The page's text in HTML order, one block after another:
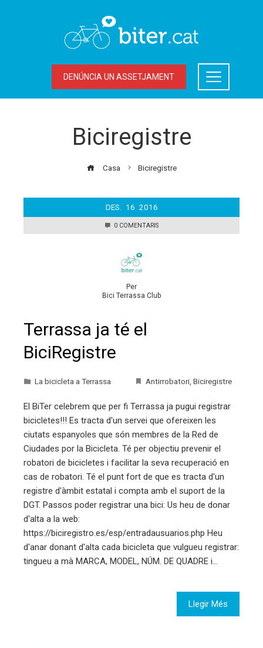
DENÚNCIA UN ASSETJAMENT
Biciregistre
Casa Biciregistre
DES. 16 2016
0 COMENTARIS
Per
Bici Terrassa Club
Terrassa ja té el
BiciRegistre
La bicicleta a Terrassa Antirrobatori Biciregistre
El BiTer celebrem que per fi Terrassa ja pugui registrar
bicicletes!!! Es tracta d'un servei que ofereixen les
ciutats espanyoles que són membres de la Red de
Ciudades por la Bicicleta. Té per objectiu prevenir el
robatori de bicicletes i facilitar la seva recuperació en
cas de robatori. Té el punt fort de que es tracta d'un
registre d'àmbit estatal i compta amb el suport de la
DGT. Passos poder registrar una bici: Us heu de donar
d'alta a la web:
https://biciregistro.es/esp/entradausuarios.php Heu
d'anar donant d'alta cada bicicleta que vulgueu registrar:
tingueu a mà MARCA, MODEL, NÚM. DE QUADRE i…
Llegir Més